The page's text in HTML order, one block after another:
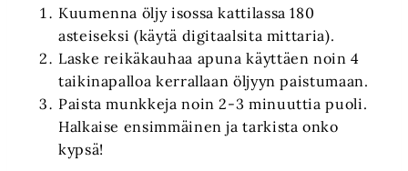
Kuumenna öljy isossa kattilassa 180
asteiseksi (käytä digitaalsita mittaria).
Laske reikäkauhaa apuna käyttäen noin 4
taikinapalloa kerrallaan öljyyn paistumaan.
Paista munkkeja noin 2-3 minuuttia puoli.
Halkaise ensimmäinen ja tarkista onko
kypsä!